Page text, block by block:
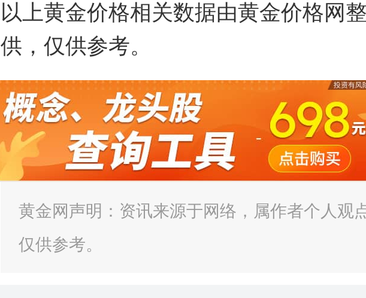
以上黄金价格相关数据由黄金价格网
供，仅供参考。
黄金网声明：资讯来源于网络，属作者个人观
仅供参考。